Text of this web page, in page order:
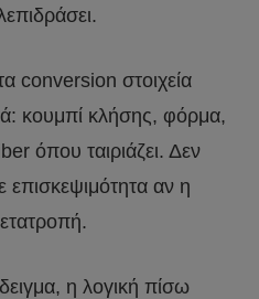
conversion στοιχεία
κουμπί κλήσης, φόρμα,
όπου ταιριάζει. Δεν
επισκεψιμότητα αν η
η λογική πίσω